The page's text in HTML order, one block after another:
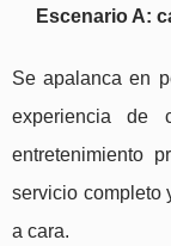
Escenario A:
Se apalanca en
experiencia de
entretenimiento
servicio completo
a cara.